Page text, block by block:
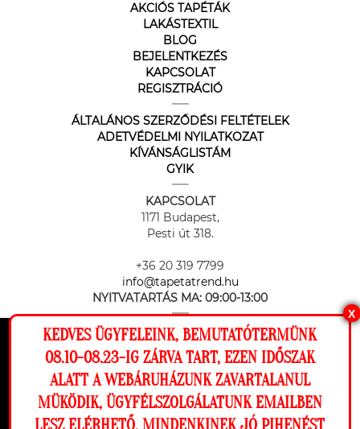
Ez a weboldal cookie-kat használ, hogy a
lehető legjobb élményt nyújtsa honlapunkon.
Beállítások
AKCIÓS TAPÉTÁK
LAKÁSTEXTIL
BLOG
BEJELENTKEZÉS
KAPCSOLAT
REGISZTRÁCIÓ
ÁLTALÁNOS SZERZŐDÉSI FELTÉTELEK
ADETVÉDELMI NYILATKOZAT
KÍVÁNSÁGLISTÁM
GYIK
KAPCSOLAT
1171 Budapest,
Pesti út 318.
+36 20 319 7799
info@tapetatrend.hu
NYITVATARTÁS MA: 09:00-13:00
Az online fizetést a Barion Payment Zrt. biztosítja, MNB engedély
száma: H-EN-I-1064/2013
X
KEDVES ÜGYFELEINK, BEMUTATÓTERMÜNK
08.10-08.23-IG ZÁRVA TART, EZEN IDŐSZAK
ALATT A WEBÁRUHÁZUNK ZAVARTALANUL
MÜKÖDIK, ÜGYFÉLSZOLGÁLATUNK EMAILBEN